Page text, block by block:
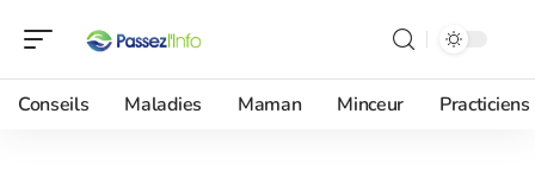
Conseils Maladies Maman Minceur Practiciens